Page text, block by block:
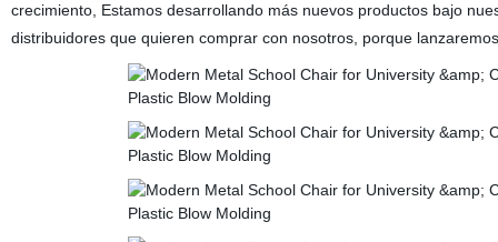
crecimiento, Estamos desarrollando más nuevos productos bajo
distribuidores que quieren comprar con nosotros, porque